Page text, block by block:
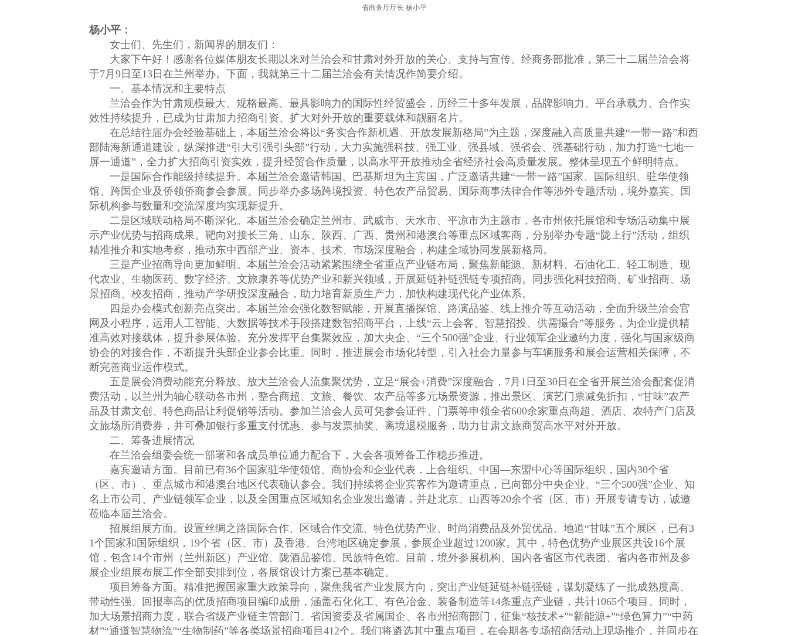
省商务厅厅长 杨小平
杨小平：
女士们、先生们，新闻界的朋友们：
大家下午好！感谢各位媒体朋友长期以来对兰洽会和甘肃对外开放的关心、支持与宣传。经商务部批准，第三十二届兰洽会将
于7月9日至13日在兰州举办。下面，我就第三十二届兰洽会有关情况作简要介绍。
一、基本情况和主要特点
兰洽会作为甘肃规模最大、规格最高、最具影响力的国际性经贸盛会，历经三十多年发展，品牌影响力、平台承载力、合作实
效性持续提升，已成为甘肃加力招商引资、扩大对外开放的重要载体和靓丽名片。
在总结往届办会经验基础上，本届兰洽会将以“务实合作新机遇、开放发展新格局”为主题，深度融入高质量共建“一带一路”和西
部陆海新通道建设，纵深推进“引大引强引头部”行动，大力实施强科技、强工业、强县域、强省会、强基础行动，加力打造“七地一
屏一通道”，全力扩大招商引资实效，提升经贸合作质量，以高水平开放推动全省经济社会高质量发展。整体呈现五个鲜明特点。
一是国际合作能级持续提升。本届兰洽会邀请韩国、巴基斯坦为主宾国，广泛邀请共建“一带一路”国家、国际组织、驻华使领
馆、跨国企业及侨领侨商参会参展。同步举办多场跨境投资、特色农产品贸易、国际商事法律合作等涉外专题活动，境外嘉宾、国
际机构参与数量和交流深度均实现新提升。
二是区域联动格局不断深化。本届兰洽会确定兰州市、武威市、天水市、平凉市为主题市，各市州依托展馆和专场活动集中展
示产业优势与招商成果。靶向对接长三角、山东、陕西、广西、贵州和港澳台等重点区域客商，分别举办专题“陇上行”活动，组织
精准推介和实地考察，推动东中西部产业、资本、技术、市场深度融合，构建全域协同发展新格局。
三是产业招商导向更加鲜明。本届兰洽会活动紧紧围绕全省重点产业链布局，聚焦新能源、新材料、石油化工、轻工制造、现
代农业、生物医药、数字经济、文旅康养等优势产业和新兴领域，开展延链补链强链专项招商。同步强化科技招商、矿业招商、场
景招商、校友招商，推动产学研投深度融合，助力培育新质生产力，加快构建现代化产业体系。
四是办会模式创新亮点突出。本届兰洽会强化数智赋能，开展直播探馆、路演品鉴、线上推介等互动活动，全面升级兰洽会官
网及小程序，运用人工智能、大数据等技术手段搭建数智招商平台，上线“云上会客、智慧招投、供需撮合”等服务，为企业提供精
准高效对接载体，提升参展体验。充分发挥平台集聚效应，加大央企、“三个500强”企业、行业领军企业邀约力度，强化与国家级商
协会的对接合作，不断提升头部企业参会比重。同时，推进展会市场化转型，引入社会力量参与车辆服务和展会运营相关保障，不
断完善商业运作模式。
五是展会消费动能充分释放。放大兰洽会人流集聚优势，立足“展会+消费”深度融合，7月1日至30日在全省开展兰洽会配套促消
费活动，以兰州为轴心联动各市州，整合商超、文旅、餐饮、农产品等多元场景资源，推出景区、演艺门票减免折扣，“甘味”农产
品及甘肃文创、特色商品让利促销等活动。参加兰洽会人员可凭参会证件、门票等申领全省600余家重点商超、酒店、农特产门店及
文旅场所消费券，并可叠加银行多重支付优惠、参与发票抽奖、离境退税服务，助力甘肃文旅商贸高水平对外开放。
二、筹备进展情况
在兰洽会组委会统一部署和各成员单位通力配合下，大会各项筹备工作稳步推进。
嘉宾邀请方面。目前已有36个国家驻华使领馆、商协会和企业代表，上合组织、中国—东盟中心等国际组织，国内30个省
（区、市）、重点城市和港澳台地区代表确认参会。我们持续将企业宾客作为邀请重点，已向部分中央企业、“三个500强”企业、知
名上市公司、产业链领军企业，以及全国重点区域知名企业发出邀请，并赴北京、山西等20余个省（区、市）开展专请专访，诚邀
莅临本届兰洽会。
招展组展方面。设置丝绸之路国际合作、区域合作交流、特色优势产业、时尚消费品及外贸优品、地道“甘味”五个展区，已有3
1个国家和国际组织，19个省（区、市）及香港、台湾地区确定参展，参展企业超过1200家。其中，特色优势产业展区共设16个展
馆，包含14个市州（兰州新区）产业馆、陇酒品鉴馆、民族特色馆。目前，境外参展机构、国内各省区市代表团、省内各市州及参
展企业组展布展工作全部安排到位，各展馆设计方案已基本确定。
项目筹备方面。精准把握国家重大政策导向，聚焦我省产业发展方向，突出产业链延链补链强链，谋划凝练了一批成熟度高、
带动性强、回报率高的优质招商项目编印成册，涵盖石化化工、有色冶金、装备制造等14条重点产业链，共计1065个项目。同时，
加大场景招商力度，联合省级产业链主管部门、省国资委及省属国企、各市州招商部门，征集“核技术+”“新能源+”“绿色算力”“中药
材”“通道智慧物流”“生物制药”等各类场景招商项目412个。我们将遴选其中重点项目，在会期各专场招商活动上现场推介，并同步在